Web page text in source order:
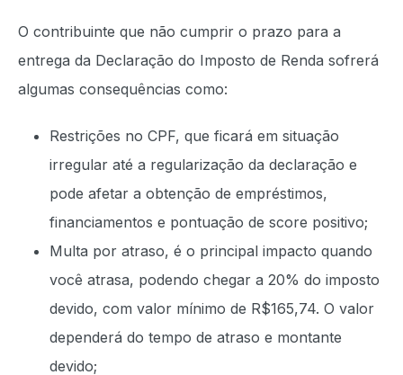
O contribuinte que não cumprir o prazo para a
entrega da Declaração do Imposto de Renda sofrerá
algumas consequências como:
Restrições no CPF, que ficará em situação
irregular até a regularização da declaração e
pode afetar a obtenção de empréstimos,
financiamentos e pontuação de score positivo;
Multa por atraso, é o principal impacto quando
você atrasa, podendo chegar a 20% do imposto
devido, com valor mínimo de R$165,74. O valor
dependerá do tempo de atraso e montante
devido;